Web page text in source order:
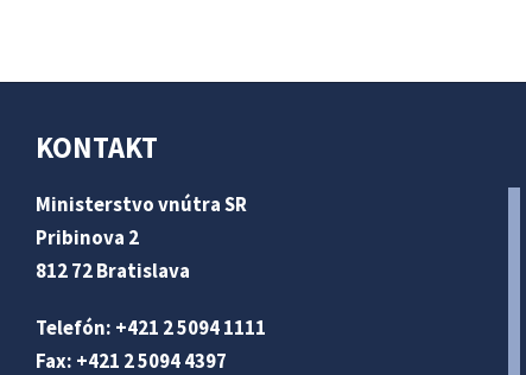
KONTAKT
Ministerstvo vnútra SR
Pribinova 2
812 72 Bratislava
Telefón: +421 2 5094 1111
Fax: +421 2 5094 4397